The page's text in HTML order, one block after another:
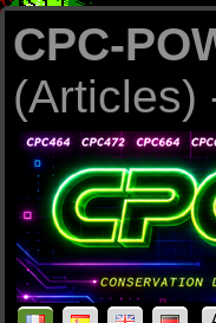
CPC-
(Articles)